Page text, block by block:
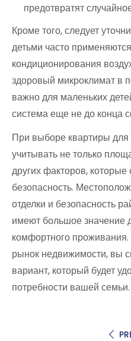
предотвратят
Кроме того, следует
детьми часто
кондиционирования
здоровый микроклимат в
важно для маленьких
система еще не до конца
При выборе квартиры
учитывать не только
других факторов,
безопасность.
отделки и безопасность
имеют большое значение
комфортного
рынок недвижимости, вы
вариант, который будет
потребности вашей семьи.